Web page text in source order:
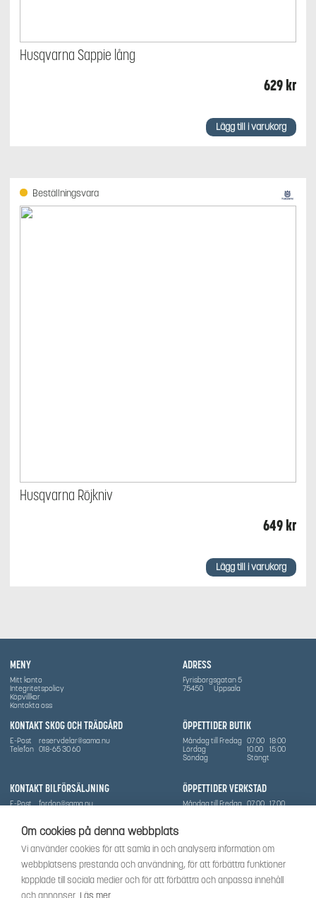
Om cookies på denna webbplats
Vi använder cookies för att samla in och analysera information om
webbplatsens prestanda och användning, för att förbättra funktioner
kopplade till sociala medier och för att förbättra och anpassa innehåll
och annonser. Läs mer
Husqvarna Sappie lång
629kr
Lägg till i varukorg
Husqvarna Röjkniv
649kr
Beställningsvara
Lägg till i varukorg
MENY
Mitt konto
Integritetspolicy
Köpvillkor
Kontakta oss
ÖPPETTIDER BUTIK
Måndag till Fredag 07:00 18:00
Lördag
10:00
15:00
Söndag
Stängt
ÖPPETTIDER VERKSTAD
Måndag till Fredag 07:00 17:00
ADRESS
Fyrisborgsgatan 5
75450
Uppsala
KONTAKT SKOG OCH TRÄDGÅRD
E-Post
reservdelar@sama.nu
Telefon 018-65 30 60
KONTAKT BILFÖRSÄLJNING
E-Post
fordon@sama.nu
Vi har sedan 1970-talet levererat skog-och trädgårdsprodukter till Uppsala med omnejd. Vi
har idag även ett brett utbud av dessa produkter samt BRP:s produktsortiment, gällande
Can-Am, Sea-Doo.
Vi är certifierad serviceverkstad.